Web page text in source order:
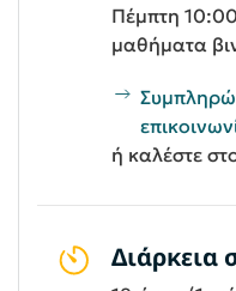
Πέμπτη
μαθήματα
ή καλέστε
Διάρκεια